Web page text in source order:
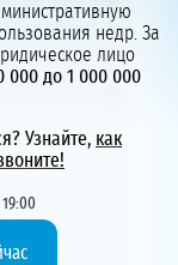
недр. За
лицо
000 до 1 000 000
Узнайте, как